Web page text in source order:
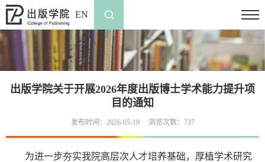
EN
出版学院关于开展2026年度出版博士学术能力提升项
目的通知
发布时间：2026-05-19 浏览次数： 737
为进一步夯实我院高层次人才培养基础，厚植学术研究